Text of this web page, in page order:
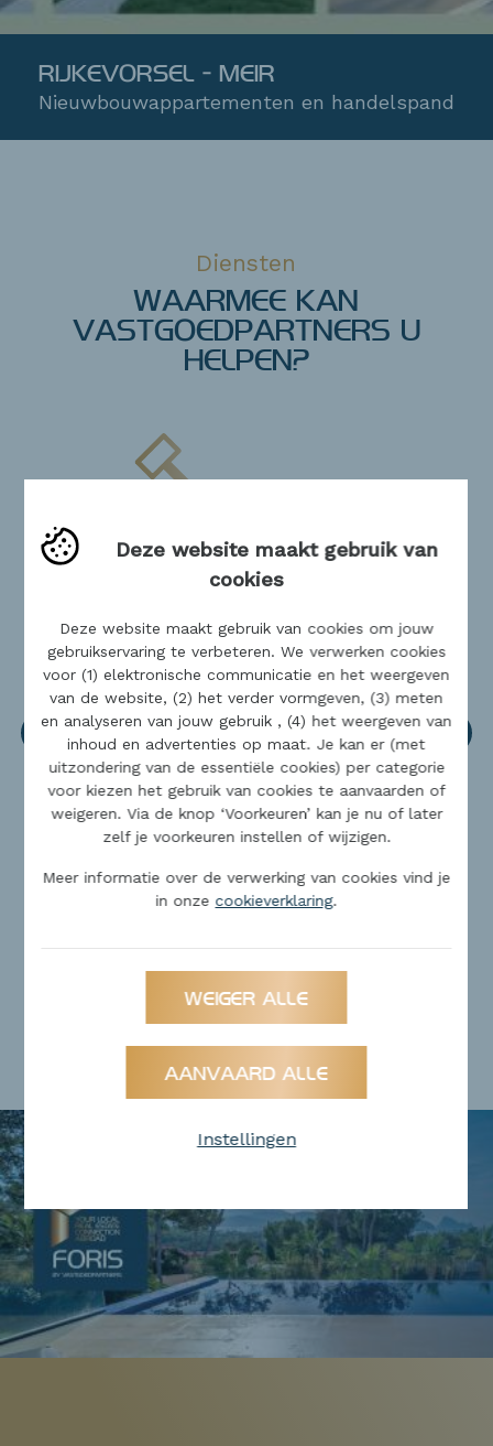
RIJKEVORSEL - MEIR
Nieuwbouwappartementen en handelspand
Diensten
WAARMEE KAN
VASTGOEDPARTNERS U
HELPEN?
Vastgoed kopen
allereerste eigen stek of naar
een huis dat beter bij uw
huidige noden past: tussen
onze panden vindt u
gegarandeerd iets naar uw
zin.
Deze website maakt gebruik van
cookies
Deze website maakt gebruik van cookies om jouw
gebruikservaring te verbeteren. We verwerken cookies
voor (1) elektronische communicatie en het weergeven
van de website, (2) het verder vormgeven, (3) meten
en analyseren van jouw gebruik , (4) het weergeven van
inhoud en advertenties op maat. Je kan er (met
uitzondering van de essentiële cookies) per categorie
voor kiezen het gebruik van cookies te aanvaarden of
weigeren. Via de knop ‘Voorkeuren’ kan je nu of later
zelf je voorkeuren instellen of wijzigen.
Meer informatie over de verwerking van cookies vind je
in onze cookieverklaring.
WEIGER ALLE
AANVAARD ALLE
Instellingen